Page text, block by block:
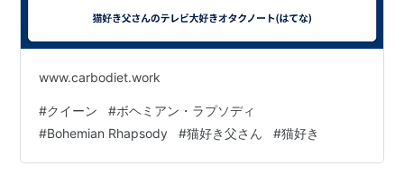
www.carbodiet.work
#クイーン #ボヘミアン・ラプソディ
#Bohemian Rhapsody #猫好き父さん #猫好き